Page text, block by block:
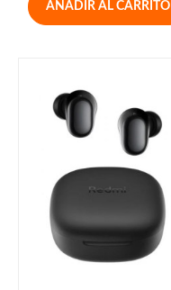
AÑADIR AL CARRITO